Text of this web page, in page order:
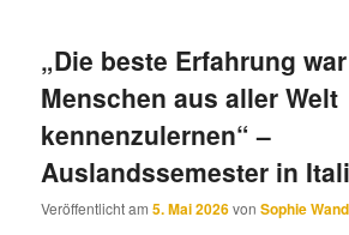
„Die beste Erfahrung
Menschen aus aller Welt
kennenzulernen“ –
Auslandssemester in
Veröffentlicht am5. Mai 2026vonSophie